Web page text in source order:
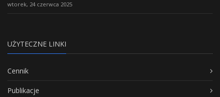
wtorek, 24 czerwca 2025
UŻYTECZNE LINKI
Cennik
Publikacje